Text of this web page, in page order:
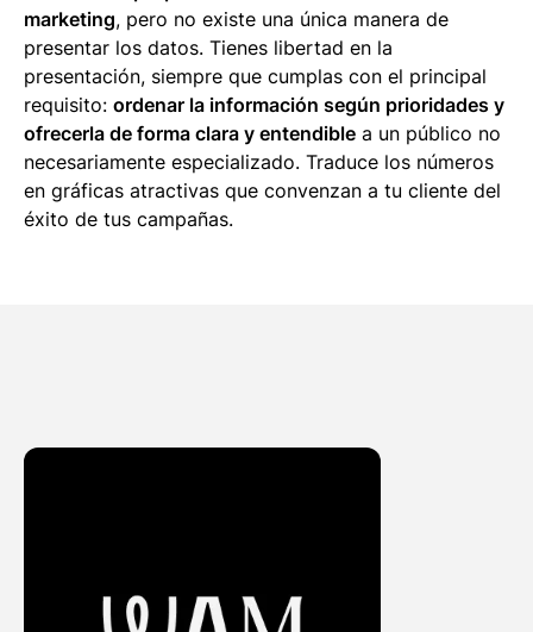
marketing, pero no existe una única manera de
presentar los datos. Tienes libertad en la
presentación, siempre que cumplas con el principal
requisito: ordenar la información según prioridades y
ofrecerla de forma clara y entendible a un público no
necesariamente especializado. Traduce los números
en gráficas atractivas que convenzan a tu cliente del
éxito de tus campañas.